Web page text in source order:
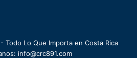
Todo Lo Que Importa en Costa Rica
info@crc891.com